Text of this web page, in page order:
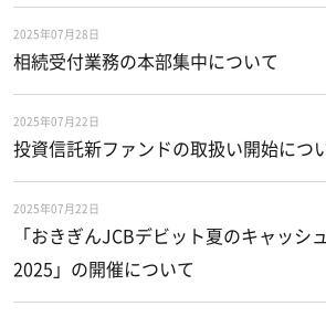
2025年07月28日
相続受付業務の本部集中について
2025年07月22日
投資信託新ファンドの取扱い開始につ
2025年07月22日
「おきぎんJCBデビット夏のキャッシ
2025」の開催について